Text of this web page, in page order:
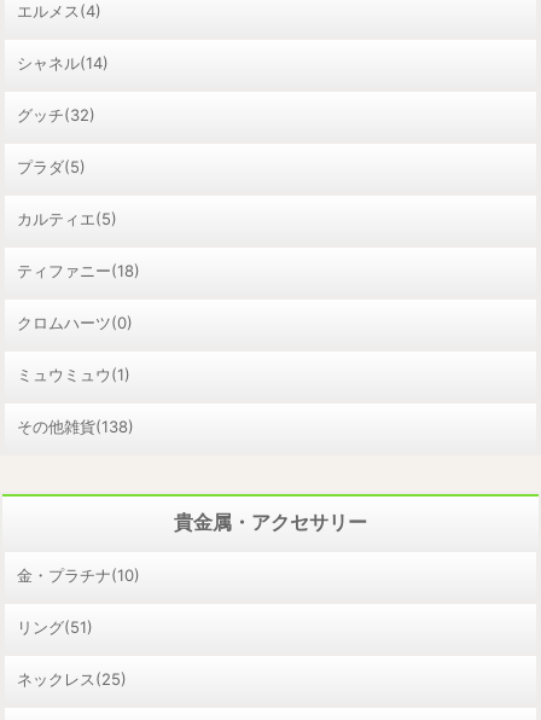
エルメス(4)
シャネル(14)
グッチ(32)
プラダ(5)
カルティエ(5)
ティファニー(18)
クロムハーツ(0)
ミュウミュウ(1)
その他雑貨(138)
貴金属・アクセサリー
金・プラチナ(10)
リング(51)
ネックレス(25)